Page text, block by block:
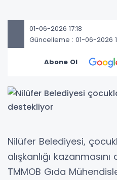
01-06-2026 17:18
Güncelleme : 01-06-2026
Abone Ol
Nilüfer Belediyesi,
alışkanlığı
TMMOB Gıda